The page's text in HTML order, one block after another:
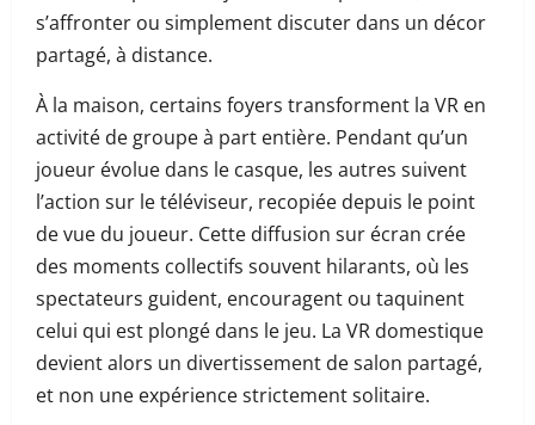
s’affronter ou simplement discuter dans un décor
partagé, à distance.
À la maison, certains foyers transforment la VR en
activité de groupe à part entière. Pendant qu’un
joueur évolue dans le casque, les autres suivent
l’action sur le téléviseur, recopiée depuis le point
de vue du joueur. Cette diffusion sur écran crée
des moments collectifs souvent hilarants, où les
spectateurs guident, encouragent ou taquinent
celui qui est plongé dans le jeu. La VR domestique
devient alors un divertissement de salon partagé,
et non une expérience strictement solitaire.